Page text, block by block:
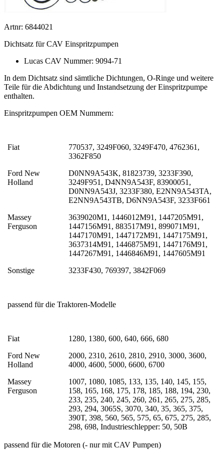
Artnr: 6844021
Dichtsatz für CAV Einspritzpumpen
Lucas CAV Nummer: 9094-71
In dem Dichtsatz sind sämtliche Dichtungen, O-Ringe und weitere
Teile für die Abdichtung und Instandsetzung der Einspritzpumpe
enthalten.
Einspritzpumpen OEM Nummern:
Fiat
770537, 3249F060, 3249F470, 4762361,
3362F850
Ford New
Holland
D0NN9A543K, 81823739, 3233F390,
3249F951, D4NN9A543F, 83900051,
D0NN9A543J, 3233F380, E2NN9A543TA,
E2NN9A543TB, D6NN9A543F, 3233F661
Massey
Ferguson
3639020M1, 1446012M91, 1447205M91,
1447156M91, 883517M91, 899071M91,
1447170M91, 1447172M91, 1447175M91,
3637314M91, 1446875M91, 1447176M91,
1447267M91, 1446846M91, 1447605M91
Sonstige
3233F430, 769397, 3842F069
passend für die Traktoren-Modelle
Fiat
1280, 1380, 600, 640, 666, 680
Ford New
Holland
2000, 2310, 2610, 2810, 2910, 3000, 3600,
4000, 4600, 5000, 6600, 6700
Massey
Ferguson
1007, 1080, 1085, 133, 135, 140, 145, 155,
158, 165, 168, 175, 178, 185, 188, 194, 230,
233, 235, 240, 245, 260, 261, 265, 275, 285,
293, 294, 3065S, 3070, 340, 35, 365, 375,
390T, 398, 560, 565, 575, 65, 675, 275, 285,
298, 698, Industrieschlepper: 50, 50B
passend für die Motoren (- nur mit CAV Pumpen)